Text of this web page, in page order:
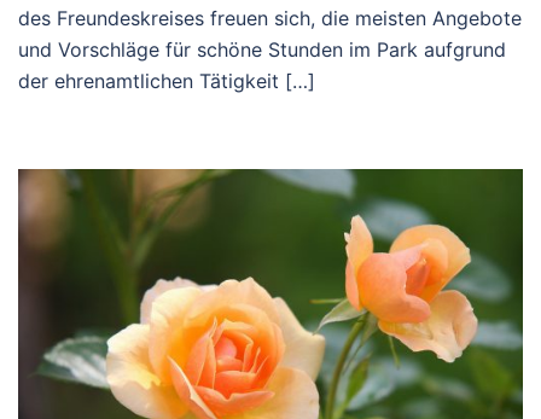
des Freundeskreises freuen sich, die meisten Angebote
und Vorschläge für schöne Stunden im Park aufgrund
der ehrenamtlichen Tätigkeit […]